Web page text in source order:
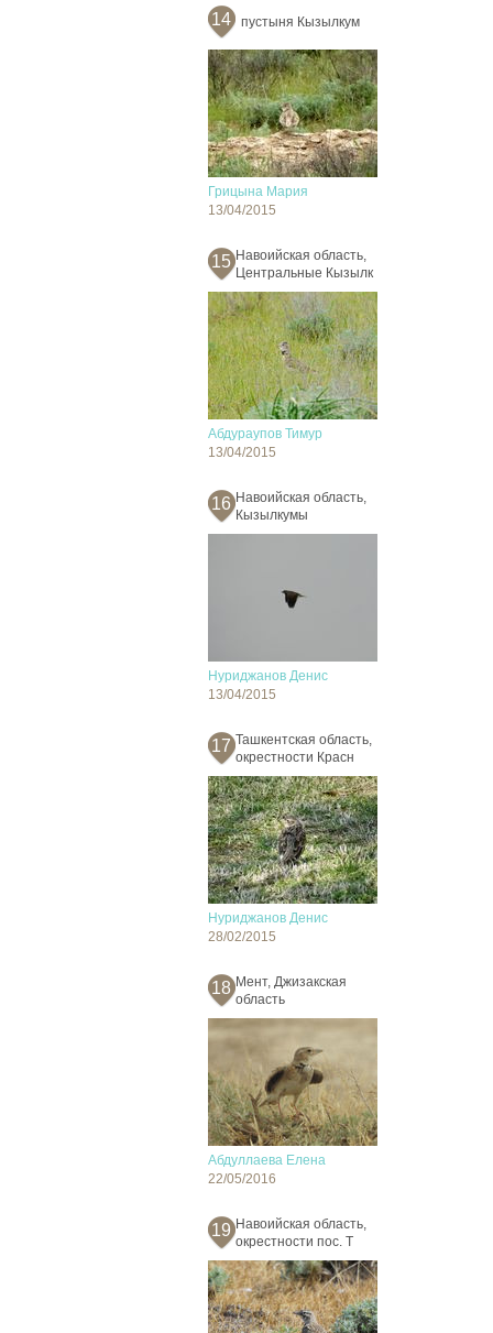
14 пустыня Кызылкум
Грицына Мария
13/04/2015
15 Навоийская область,
Центральные Кызылк
Абдураупов Тимур
13/04/2015
16 Навоийская область,
Кызылкумы
Нуриджанов Денис
13/04/2015
17 Ташкентская область,
окрестности Красн
Нуриджанов Денис
28/02/2015
18 Мент, Джизакская
область
Абдуллаева Елена
22/05/2016
19 Навоийская область,
окрестности пос. Т